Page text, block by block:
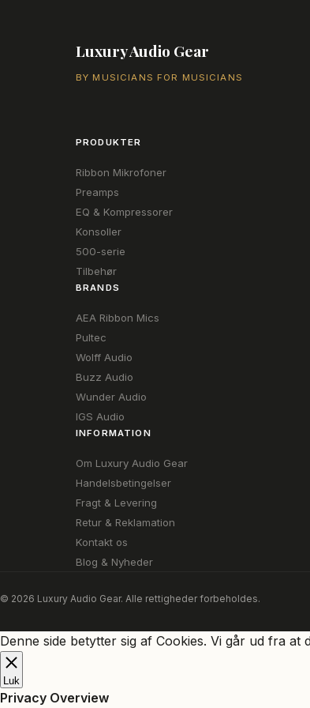
Luxury Audio Gear
BY MUSICIANS FOR MUSICIANS
PRODUKTER
Ribbon Mikrofoner
Preamps
EQ & Kompressorer
Konsoller
500-serie
Tilbehør
BRANDS
AEA Ribbon Mics
Pultec
Wolff Audio
Buzz Audio
Wunder Audio
IGS Audio
INFORMATION
Om Luxury Audio Gear
Handelsbetingelser
Fragt & Levering
Retur & Reklamation
Kontakt os
Blog & Nyheder
© 2026 Luxury Audio Gear. Alle rettigheder forbeholdes.
Denne side betytter sig af Cookies. Vi går ud fra
Luk
Privacy Overview